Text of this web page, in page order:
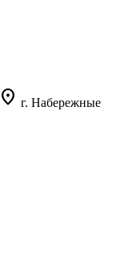
location_on г. Набережные